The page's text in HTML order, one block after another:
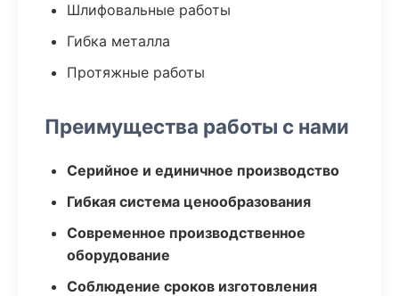
Шлифовальные работы
Гибка металла
Протяжные работы
Преимущества работы с нами
Серийное и единичное производство
Гибкая система ценообразования
Современное производственное
оборудование
Соблюдение сроков изготовления